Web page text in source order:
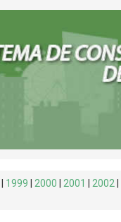
1999 2000 2001 2002